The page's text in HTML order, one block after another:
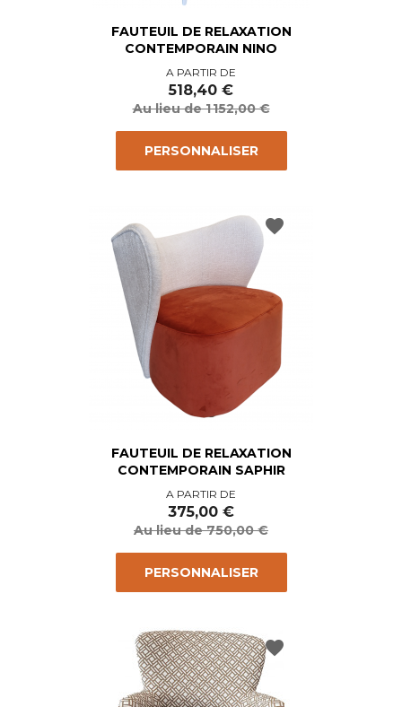
FAUTEUIL DE RELAXATION
CONTEMPORAIN NINO
Prix
de
base
Prix
A PARTIR DE
518,40 €
Au lieu de 1 152,00 €
PERSONNALISER
FAUTEUIL DE RELAXATION
CONTEMPORAIN SAPHIR
Prix
de
base
Prix
A PARTIR DE
375,00 €
Au lieu de 750,00 €
PERSONNALISER
favorite
favorite